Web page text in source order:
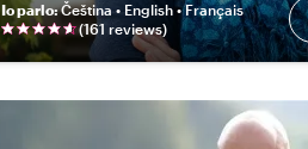
Io parlo:Čeština • English • Français
(161 reviews)